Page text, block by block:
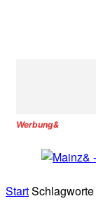
Werbung&
StartSchlagworte